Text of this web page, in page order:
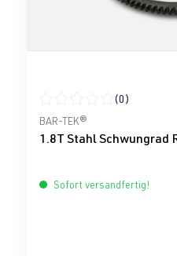
Durchschnittliche
(0)
BAR-TEK®
1.8T Stahl Schwungrad
Sofort versandfertig!